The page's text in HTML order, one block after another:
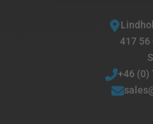
417 56
+46 (0)